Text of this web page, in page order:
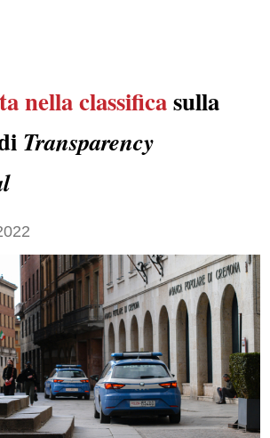
nella classificasulla
Transparency